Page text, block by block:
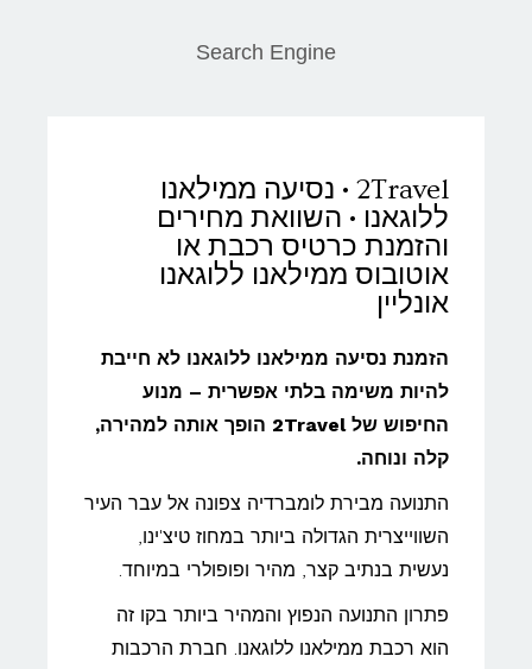
Search Engine
2Travel • נסיעה ממילאנו
ללוגאנו • השוואת מחירים
והזמנת כרטיס רכבת או
אוטובוס ממילאנו ללוגאנו
אונליין
הזמנת נסיעה ממילאנו ללוגאנו לא חייבת
להיות משימה בלתי אפשרית – מנוע
החיפוש של 2Travel הופך אותה למהירה,
קלה ונוחה.
התנועה מבירת לומברדיה צפונה אל עבר העיר
השווייצרית הגדולה ביותר במחוז טיצ'ינו,
נעשית בנתיב קצר, מהיר ופופולרי במיוחד.
פתרון התנועה הנפוץ והמהיר ביותר בקו זה
הוא רכבת ממילאנו ללוגאנו. חברת הרכבות